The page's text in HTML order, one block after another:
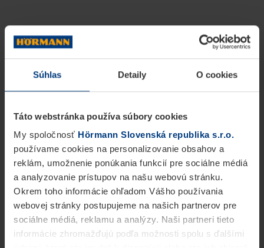
Súhlas Detaily O cookies
Táto webstránka používa súbory cookies
My spoločnosť Hörmann Slovenská republika s.r.o.
používame cookies na personalizovanie obsahov a
reklám, umožnenie ponúkania funkcií pre sociálne médiá
a analyzovanie prístupov na našu webovú stránku.
Okrem toho informácie ohľadom Vášho používania
webovej stránky postupujeme na našich partnerov pre
sociálne médiá, reklamu a analýzy. Naši partneri tieto
informácie zhromažďujú podľa možnosti spolu s ďalšími